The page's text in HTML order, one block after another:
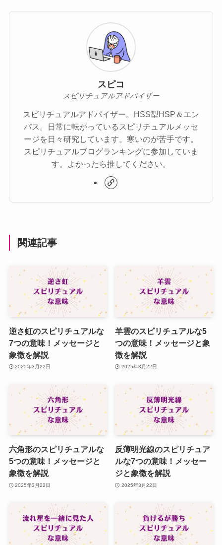
スピコ
スピリチュアルアドバイザー
スピリチュアルアドバイザー。HSS型HSP＆エン
パス。日常に転がっているスピリチュアルメッセ
ージを日々研究しています。寒いのが苦手です。
スピリチュアルブログランキングに参加していま
す。よかったら推してください。
関連記事
逆さ虹のスピリチュアルな
7つの意味！メッセージと
象徴を解説
2025年3月22日
羊雲のスピリチュアルな5
つの意味！メッセージと象
徴を解説
2025年3月22日
六角形のスピリチュアルな
5つの意味！メッセージと
象徴を解説
2025年3月22日
反薄明光線のスピリチュア
ルな7つの意味！メッセー
ジと象徴を解説
2025年3月22日